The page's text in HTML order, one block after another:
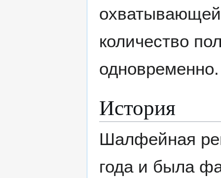
количество
одновременно.
История
Шалфейная
года и была